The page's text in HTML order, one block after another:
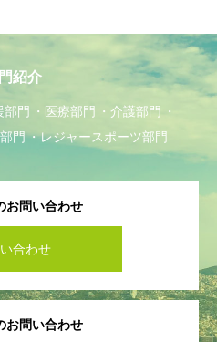
紹介
部門 医療部門
介護部門
門 レジャースポーツ部門
お問い合わせ
合わせ
お問い合わせ